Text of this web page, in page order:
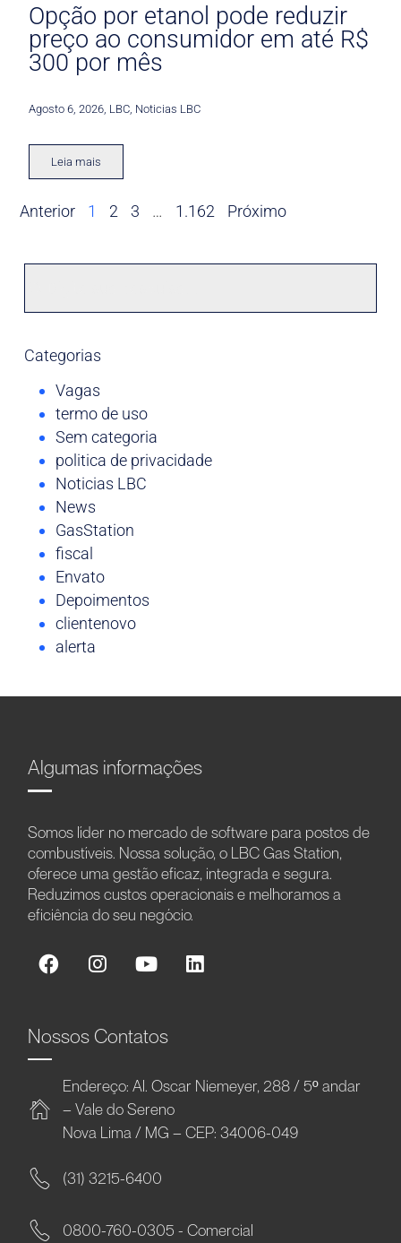
Opção por etanol pode reduzir
preço ao consumidor em até R$
300 por mês
Agosto 6, 2026 LBC Noticias LBC
Leia mais
Anterior 1 2 3 … 1.162 Próximo
Categorias
Vagas
termo de uso
Sem categoria
politica de privacidade
Noticias LBC
News
GasStation
fiscal
Envato
Depoimentos
clientenovo
alerta
Algumas informações
Somos líder no mercado de software para postos de
combustíveis. Nossa solução, o LBC Gas Station,
oferece uma gestão eficaz, integrada e segura.
Reduzimos custos operacionais e melhoramos a
eficiência do seu negócio.
Nossos Contatos
Endereço: Al. Oscar Niemeyer, 288 / 5º andar
– Vale do Sereno
Nova Lima / MG – CEP: 34006-049
(31) 3215-6400
0800-760-0305 - Comercial